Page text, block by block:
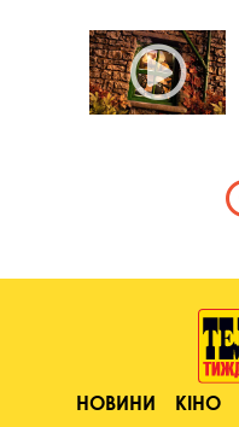
НОВИНИ КІНО